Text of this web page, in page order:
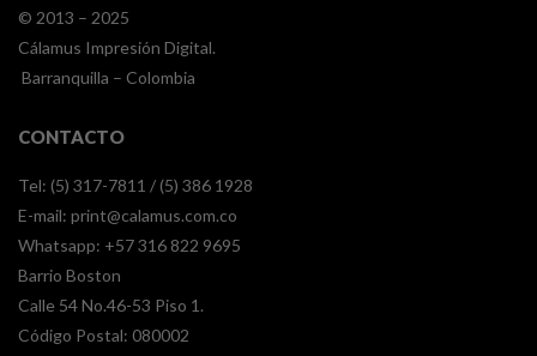
© 2013 – 2025
Cálamus Impresión Digital.
Barranquilla – Colombia
CONTACTO
Tel: (5) 317-7811 / (5) 386 1928
E-mail: print@calamus.com.co
Whatsapp: +57 316 822 9695
Barrio Boston
Calle 54 No.46-53 Piso 1.
Código Postal: 080002